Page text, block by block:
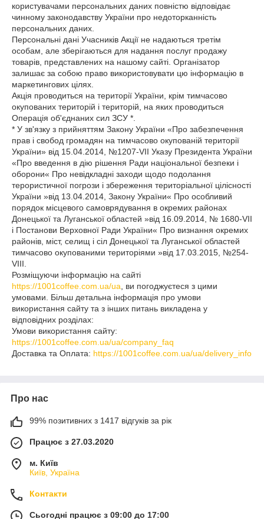
користувачами персональних даних повністю відповідає
чинному законодавству України про недоторканність
персональних даних.
Персональні дані Учасників Акції не надаються третім
особам, але зберігаються для надання послуг продажу
товарів, представлених на нашому сайті. Організатор
залишає за собою право використовувати цю інформацію в
маркетингових цілях.
Акція проводиться на території України, крім тимчасово
окупованих територій і територій, на яких проводиться
Операція об'єднаних сил ЗСУ *.
* У зв'язку з прийняттям Закону України «Про забезпечення
прав і свобод громадян на тимчасово окупованій території
України» від 15.04.2014, №1207-VII Указу Президента України
«Про введення в дію рішення Ради національної безпеки і
оборони« Про невідкладні заходи щодо подолання
терористичної погрози і збереження територіальної цілісності
України »від 13.04.2014, Закону України« Про особливий
порядок місцевого самоврядування в окремих районах
Донецької та Луганської областей »від 16.09.2014, № 1680-VII
і Постанови Верховної Ради України« Про визнання окремих
районів, міст, селищ і сіл Донецької та Луганської областей
тимчасово окупованими територіями »від 17.03.2015, №254-
VIII.
Розміщуючи інформацію на сайті
https://1001coffee.com.ua/ua , ви погоджуєтеся з цими
умовами. Більш детальна інформація про умови
використання сайту та з інших питань викладена у
відповідних розділах:
Умови використання сайту:
https://1001coffee.com.ua/ua/company_faq
Доставка та Оплата: https://1001coffee.com.ua/ua/delivery_info
Про нас
99% позитивних з 1417 відгуків за рік
Працює з 27.03.2020
м. Київ
Київ, Україна
Контакти
Сьогодні працює з 09:00 до 17:00